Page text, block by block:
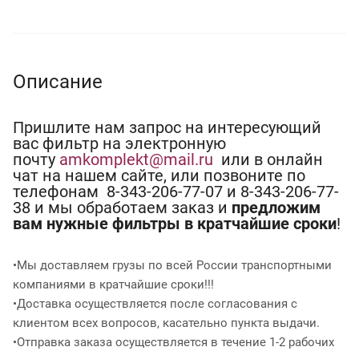
Описание
Пришлите нам запрос на интересующий
вас фильтр на электронную
почту amkomplekt@mail.ru или в онлайн
чат на нашем сайте, или позвоните по
телефонам 8-343-206-77-07 и 8-343-206-77-
38 и мы обработаем заказ и предложим
вам нужные фильтры в кратчайшие сроки!
•Мы доставляем грузы по всей России транспортными
компаниями в кратчайшие сроки!!!
•Доставка осуществляется после согласования с
клиентом всех вопросов, касательно пункта выдачи.
•Отправка заказа осуществляется в течение 1-2 рабочих